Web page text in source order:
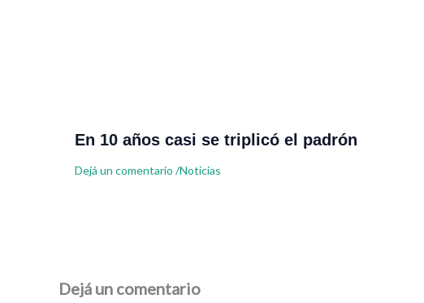
En 10 años casi se triplicó el padrón
Dejá un comentario /Noticias
Dejá un comentario